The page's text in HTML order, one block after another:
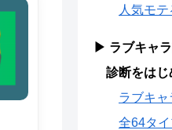
人気モ
▶ ラブキャ
診断をはじ
ラブキャ
全64タ